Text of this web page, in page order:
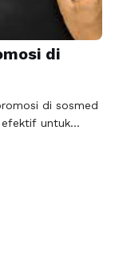
di
di sosmed
efektif untuk
Multi Level